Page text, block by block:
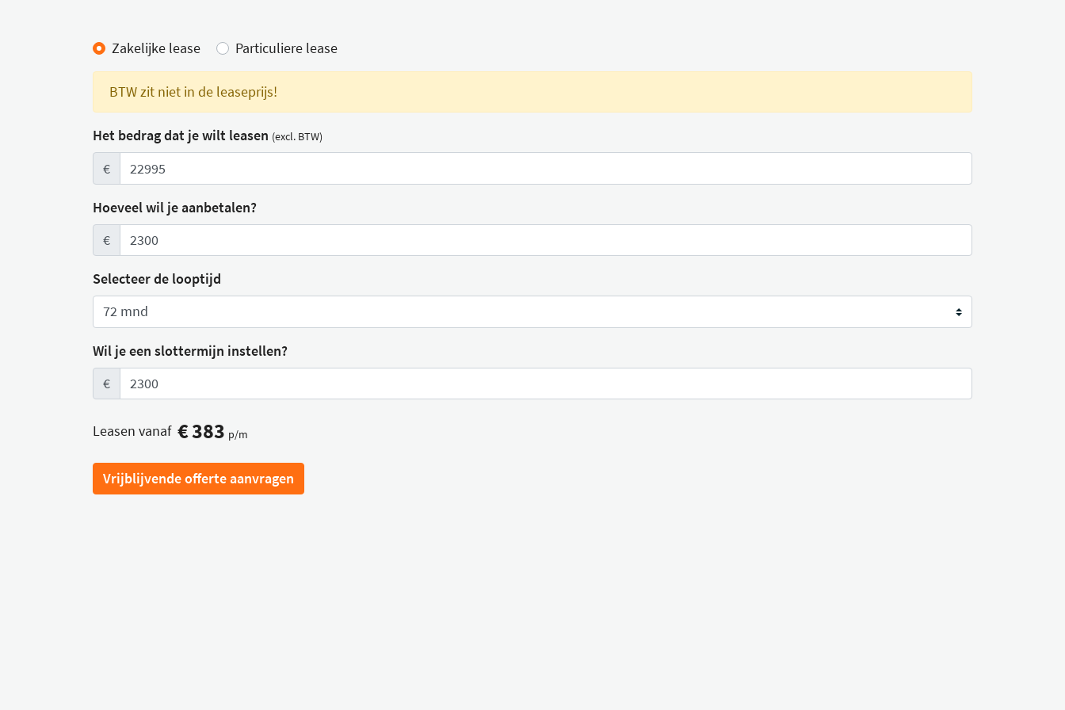
Lease calculator
Zakelijke lease Particuliere lease
BTW zit niet in de leaseprijs!
Het bedrag dat je wilt leasen (excl. BTW)
€
Hoeveel wil je aanbetalen?
€
Selecteer de looptijd
Wil je een slottermijn instellen?
€
Leasen vanaf €383 p/m
Vrijblijvende offerte aanvragen